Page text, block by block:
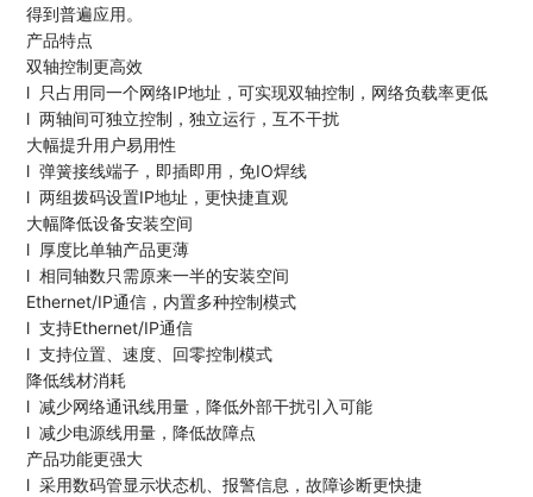
得到普遍应用。
产品特点
双轴控制更高效
l 只占用同一个网络IP地址，可实现双轴控制，网络负载率更低
l 两轴间可独立控制，独立运行，互不干扰
大幅提升用户易用性
l 弹簧接线端子，即插即用，免IO焊线
l 两组拨码设置IP地址，更快捷直观
大幅降低设备安装空间
l 厚度比单轴产品更薄
l 相同轴数只需原来一半的安装空间
Ethernet/IP通信，内置多种控制模式
l 支持Ethernet/IP通信
l 支持位置、速度、回零控制模式
降低线材消耗
l 减少⽹络通讯线⽤量，降低外部⼲扰引⼊可能
l 减少电源线⽤量，降低故障点
产品功能更强大
l 采用数码管显示状态机、报警信息，故障诊断更快捷